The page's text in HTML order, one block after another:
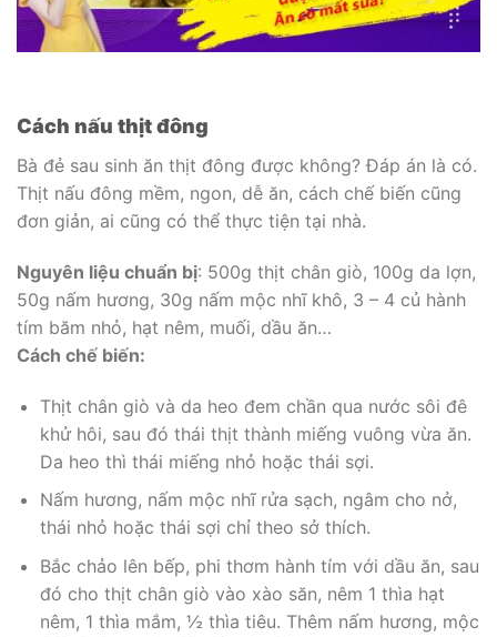
Cách nấu thịt đông
Bà đẻ sau sinh ăn thịt đông được không? Đáp án là có.
Thịt nấu đông mềm, ngon, dễ ăn, cách chế biến cũng
đơn giản, ai cũng có thể thực tiện tại nhà.
Nguyên liệu chuẩn bị: 500g thịt chân giò, 100g da lợn,
50g nấm hương, 30g nấm mộc nhĩ khô, 3 – 4 củ hành
tím băm nhỏ, hạt nêm, muối, dầu ăn…
Cách chế biến:
Thịt chân giò và da heo đem chần qua nước sôi đê
khử hôi, sau đó thái thịt thành miếng vuông vừa ăn.
Da heo thì thái miếng nhỏ hoặc thái sợi.
Nấm hương, nấm mộc nhĩ rửa sạch, ngâm cho nở,
thái nhỏ hoặc thái sợi chỉ theo sở thích.
Bắc chảo lên bếp, phi thơm hành tím với dầu ăn, sau
đó cho thịt chân giò vào xào săn, nêm 1 thìa hạt
nêm, 1 thìa mắm, ½ thìa tiêu. Thêm nấm hương, mộc